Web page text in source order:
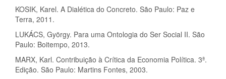
KOSIK, Karel. A Dialética do Concreto. São Paulo: Paz e
Terra, 2011.
LUKÁCS, György. Para uma Ontologia do Ser Social II. São
Paulo: Boitempo, 2013.
MARX, Karl. Contribuição à Crítica da Economia Política. 3ª.
Edição. São Paulo: Martins Fontes, 2003.